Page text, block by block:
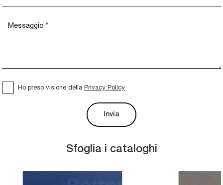
Sfoglia i cataloghi
Ho preso visione della Privacy Policy
Invia